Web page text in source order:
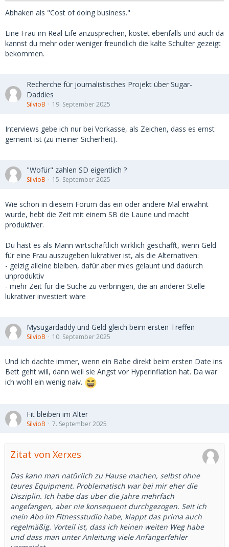
Abhaken als "Cost of doing business."
Eine Frau im Real Life anzusprechen, kostet ebenfalls und auch da
kannst du mehr oder weniger freundlich die kalte Schulter gezeigt
bekommen.
Recherche für journalistisches Projekt über Sugar-
Daddies
SilvioB 19. September 2025
Interviews gebe ich nur bei Vorkasse, als Zeichen, dass es ernst
gemeint ist (zu meiner Sicherheit).
"Wofür" zahlen SD eigentlich ?
SilvioB 15. September 2025
Wie schon in diesem Forum das ein oder andere Mal erwähnt
wurde, hebt die Zeit mit einem SB die Laune und macht
produktiver.
Du hast es als Mann wirtschaftlich wirklich geschafft, wenn Geld
für eine Frau auszugeben lukrativer ist, als die Alternativen:
- geizig alleine bleiben, dafür aber mies gelaunt und dadurch
unproduktiv
- mehr Zeit für die Suche zu verbringen, die an anderer Stelle
lukrativer investiert wäre
Mysugardaddy und Geld gleich beim ersten Treffen
SilvioB 10. September 2025
Und ich dachte immer, wenn ein Babe direkt beim ersten Date ins
Bett geht will, dann weil sie Angst vor Hyperinflation hat. Da war
ich wohl ein wenig naiv.
Fit bleiben im Alter
SilvioB 7. September 2025
Zitat von Xerxes
Das kann man natürlich zu Hause machen, selbst ohne
teures Equipment. Problematisch war bei mir eher die
Disziplin. Ich habe das über die Jahre mehrfach
angefangen, aber nie konsequent durchgezogen. Seit ich
mein Abo im Fitnessstudio habe, klappt das prima auch
regelmäßig. Vorteil ist, dass ich keinen weiten Weg habe
und dass man unter Anleitung viele Anfängerfehler